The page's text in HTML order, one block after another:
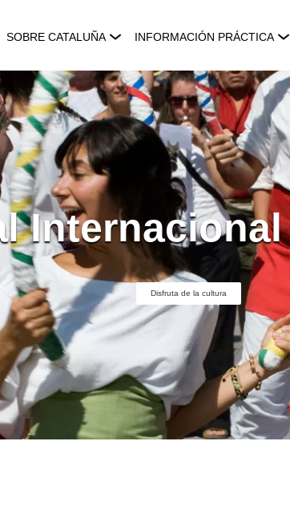
SOBRE CATALUÑA INFORMACIÓN PRÁCTICA
Disfruta de la cultura